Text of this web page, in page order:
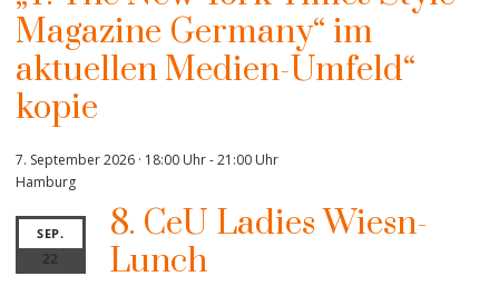
Magazine Germany“ im
aktuellen Medien-Umfeld“
kopie
7. September 2026 · 18:00 Uhr-21:00 Uhr
Hamburg
SEP.
22
8. CeU Ladies Wiesn-
Lunch